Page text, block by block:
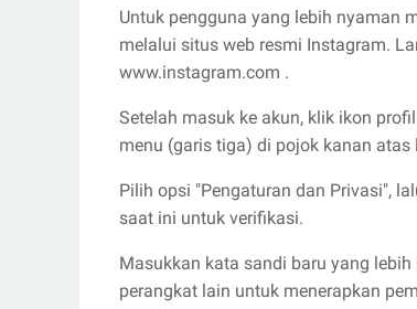
Untuk pengguna yang lebih nyaman
melalui situs web resmi Instagram.
www.instagram.com .
Setelah masuk ke akun, klik ikon
menu (garis tiga) di pojok kanan
Pilih opsi "Pengaturan dan Privasi",
saat ini untuk verifikasi.
Masukkan kata sandi baru yang
perangkat lain untuk menerapkan